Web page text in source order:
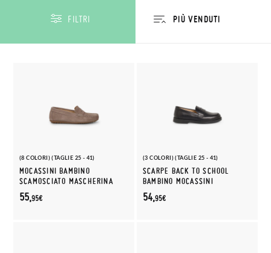
FILTRI
(8 COLORI) (TAGLIE 25 - 41)
MOCASSINI BAMBINO
SCAMOSCIATO MASCHERINA
55,95€
(3 COLORI) (TAGLIE 25 - 41)
SCARPE BACK TO SCHOOL
BAMBINO MOCASSINI
54,95€